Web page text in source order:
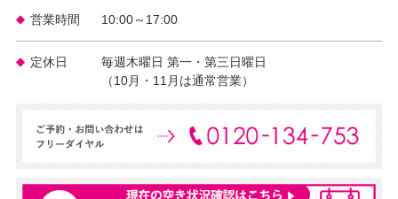
営業時間 10:00～17:00
定休日
毎週木曜日 第一・第三日曜日
（10月・11月は通常営業）